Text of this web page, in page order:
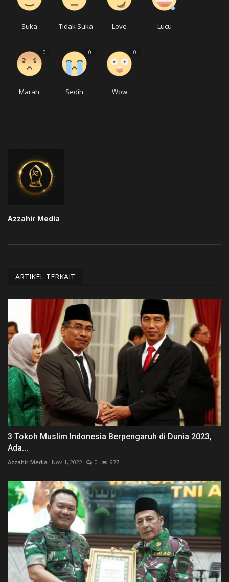
Suka Tidak Suka Love Lucu
0
Marah
0
Sedih
0
Wow
Azzahir Media
ARTIKEL TERKAIT
3 Tokoh Muslim Indonesia Berpengaruh di Dunia 2023,
Ada...
Azzahir Media Nov 1, 2022 0 977